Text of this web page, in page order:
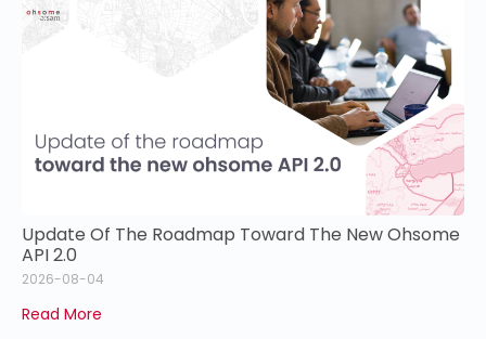
Update Of The Roadmap Toward The New Ohsome
API 2.0
2026-08-04
Read More